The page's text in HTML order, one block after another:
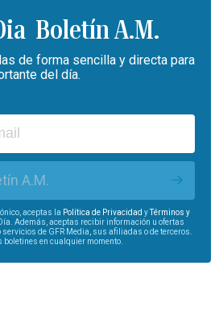
Boletín A.M.
de forma sencilla y directa para
del día.
A.M.
aceptas la Política de Privacidad yTérminos y
Además, aceptas recibir información u ofertas
de GFR Media, sus afiliadas o de terceros.
boletines en cualquier momento.